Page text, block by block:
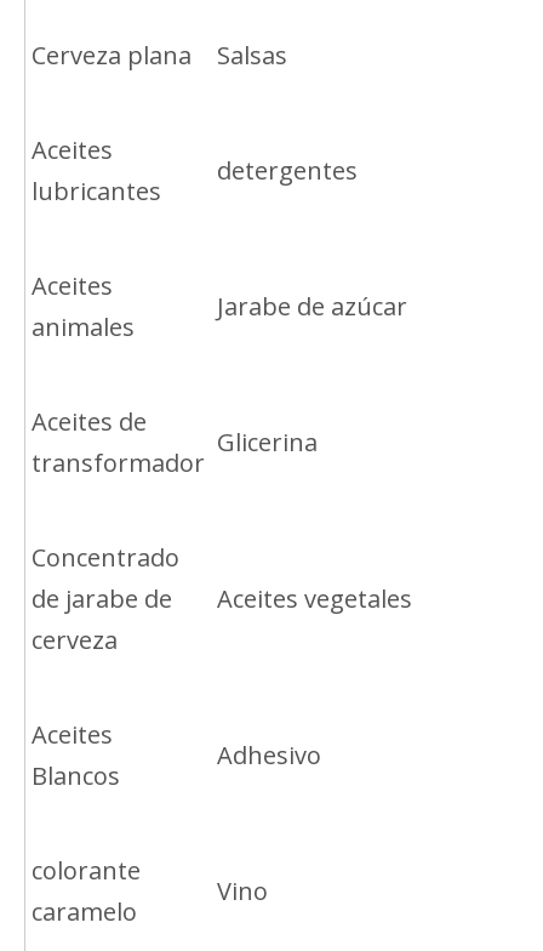
Cerveza plana Salsas
Aceites
lubricantes
detergentes
Aceites
animales
Jarabe de azúcar
Aceites de
transformador
Glicerina
Concentrado
de jarabe de
cerveza
Aceites vegetales
Aceites
Blancos
Adhesivo
colorante
caramelo
Vino